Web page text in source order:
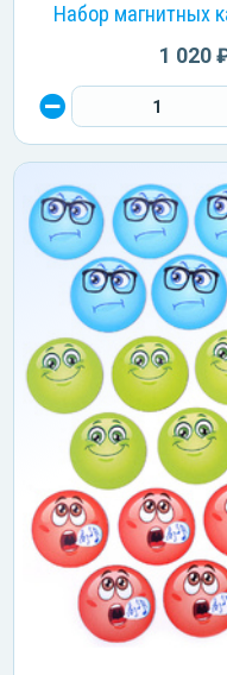
Набор магнитных
1 020